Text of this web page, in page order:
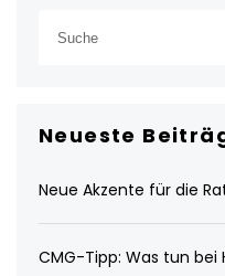
Neueste
Neue Akzente für die
CMG-Tipp: Was tun bei